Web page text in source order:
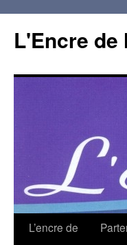
L'Encre de
L’encre de